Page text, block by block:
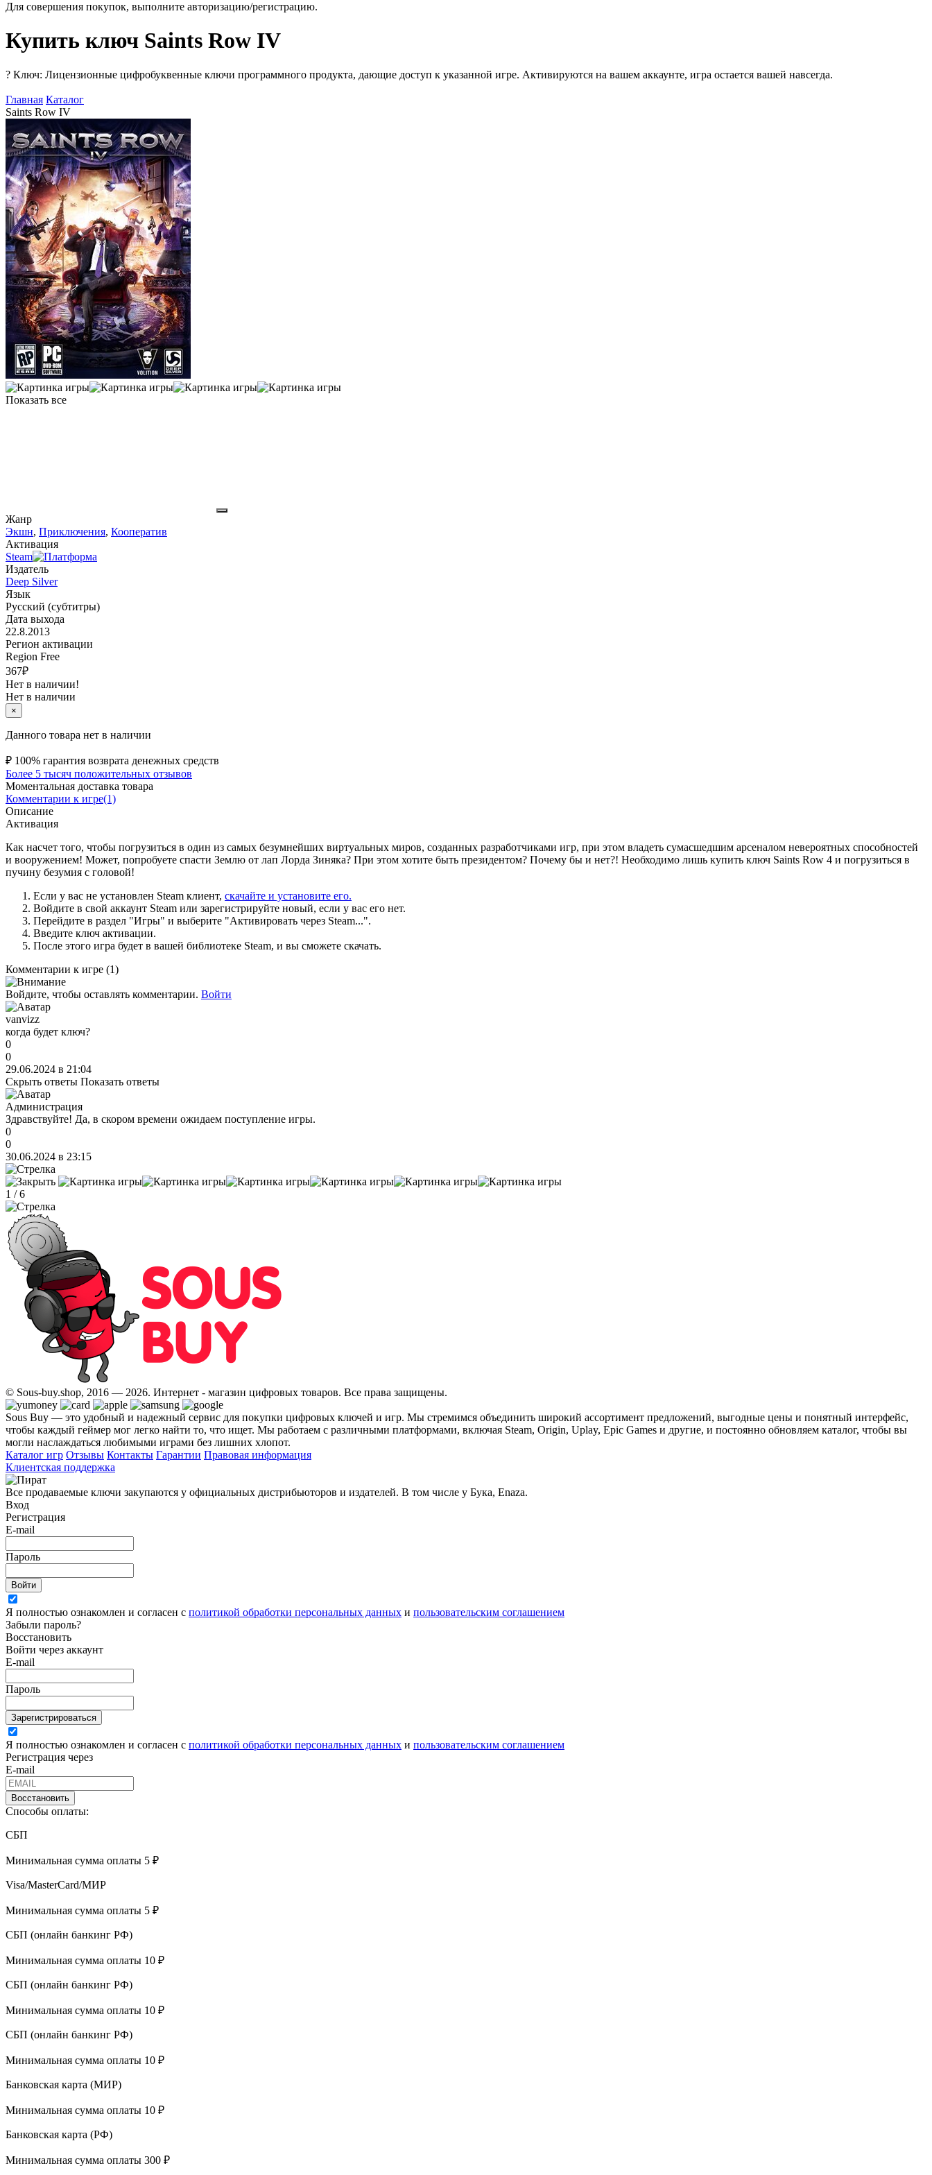
Для совершения покупок, выполните авторизацию/регистрацию.
Купить ключ Saints Row IV
? Ключ: Лицензионные цифробуквенные ключи программного продукта, дающие доступ к указанной игре. Активируются на вашем аккаунте, игра остается вашей навсегда.
Главная Каталог
Saints Row IV
Показать все
Жанр
Экшн, Приключения, Кооператив
Активация
Steam
Издатель
Deep Silver
Язык
Русский (субтитры)
Дата выхода
22.8.2013
Регион активации
Region Free
367₽
Нет в наличии!
Нет в наличии
×
Данного товара нет в наличии
₽ 100% гарантия возврата денежных средств
Более 5 тысяч положительных отзывов
Моментальная доставка товара
Комментарии к игре(1)
Описание
Активация
Как насчет того, чтобы погрузиться в один из самых безумнейших виртуальных миров, созданных разработчиками игр, при этом владеть сумасшедшим арсеналом невероятных способностей
и вооружением! Может, попробуете спасти Землю от лап Лорда Зиняка? При этом хотите быть президентом? Почему бы и нет?! Необходимо лишь купить ключ Saints Row 4 и погрузиться в
пучину безумия с головой!
Если у вас не установлен Steam клиент, скачайте и установите его.
Войдите в свой аккаунт Steam или зарегистрируйте новый, если у вас его нет.
Перейдите в раздел "Игры" и выберите "Активировать через Steam...".
Введите ключ активации.
После этого игра будет в вашей библиотеке Steam, и вы сможете скачать.
Комментарии к игре (1)
Войдите, чтобы оставлять комментарии. Войти
vanvizz
когда будет ключ?
0
0
29.06.2024 в 21:04
Скрыть ответы Показать ответы
Администрация
Здравствуйте! Да, в скором времени ожидаем поступление игры.
0
0
30.06.2024 в 23:15
1 /6
© Sous-buy.shop, 2016 — 2026. Интернет - магазин цифровых товаров. Все права защищены.
Sous Buy — это удобный и надежный сервис для покупки цифровых ключей и игр. Мы стремимся объединить широкий ассортимент предложений, выгодные цены и понятный интерфейс,
чтобы каждый геймер мог легко найти то, что ищет. Мы работаем с различными платформами, включая Steam, Origin, Uplay, Epic Games и другие, и постоянно обновляем каталог, чтобы вы
могли наслаждаться любимыми играми без лишних хлопот.
Каталог игр Отзывы Контакты Гарантии Правовая информация
Клиентская поддержка
Все продаваемые ключи закупаются у официальных дистрибьюторов и издателей. В том числе у Бука, Enaza.
Вход
Регистрация
E-mail
Пароль
Войти
Я полностью ознакомлен и согласен с политикой обработки персональных данных и пользовательским соглашением
Забыли пароль?
Восстановить
Войти через аккаунт
E-mail
Пароль
Зарегистрироваться
Я полностью ознакомлен и согласен с политикой обработки персональных данных и пользовательским соглашением
Регистрация через
E-mail
Восстановить
Способы оплаты:
СБП
Минимальная сумма оплаты 5 ₽
Visa/MasterCard/МИР
Минимальная сумма оплаты 5 ₽
СБП (онлайн банкинг РФ)
Минимальная сумма оплаты 10 ₽
СБП (онлайн банкинг РФ)
Минимальная сумма оплаты 10 ₽
СБП (онлайн банкинг РФ)
Минимальная сумма оплаты 10 ₽
Банковская карта (МИР)
Минимальная сумма оплаты 10 ₽
Банковская карта (РФ)
Минимальная сумма оплаты 300 ₽